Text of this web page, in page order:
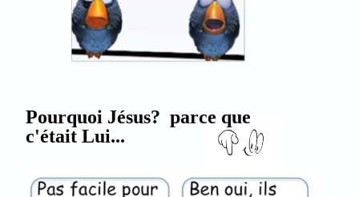
Pourquoi Jésus? parce que
c'était Lui...